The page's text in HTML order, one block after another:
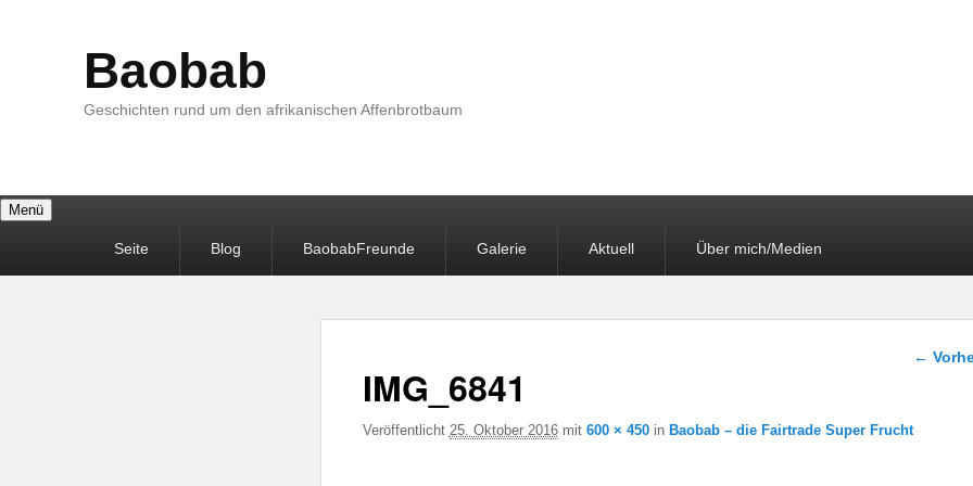
Baobab
Geschichten rund um den afrikanischen Affenbrotbaum
Menü
Seite Blog BaobabFreunde Galerie Aktuell Über mich/Medien
Bilder-
←
IMG_6841
Veröffentlicht 25. Oktober 2016mit 600 × 450in Baobab – die Fairtrade Super Frucht